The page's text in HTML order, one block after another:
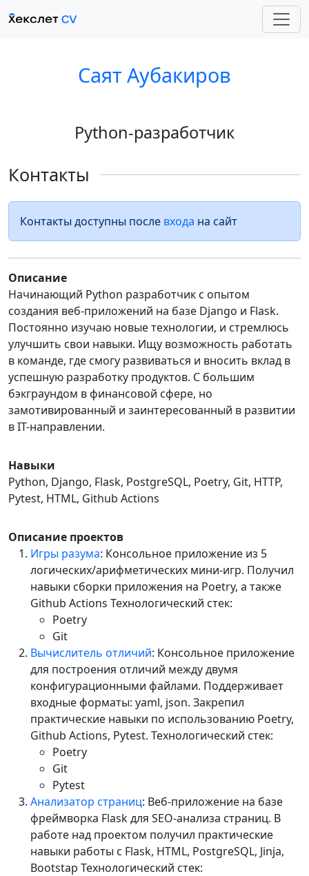
Саят Аубакиров
Python-разработчик
Контакты
Контакты доступны после входа на сайт
Описание
Начинающий Python разработчик с опытом
создания веб-приложений на базе Django и Flask.
Постоянно изучаю новые технологии, и стремлюсь
улучшить свои навыки. Ищу возможность работать
в команде, где смогу развиваться и вносить вклад в
успешную разработку продуктов. С большим
бэкграундом в финансовой сфере, но
замотивированный и заинтересованный в развитии
в IT-направлении.
Навыки
Python, Django, Flask, PostgreSQL, Poetry, Git, HTTP,
Pytest, HTML, Github Actions
Описание проектов
Игры разума: Консольное приложение из 5
логических/арифметических мини-игр. Получил
навыки сборки приложения на Poetry, а также
Github Actions Технологический стек:
Poetry
Git
Вычислитель отличий: Консольное приложение
для построения отличий между двумя
конфигурационными файлами. Поддерживает
входные форматы: yaml, json. Закрепил
практические навыки по использованию Poetry,
Github Actions, Pytest. Технологический стек:
Poetry
Git
Pytest
Анализатор страниц: Веб-приложение на базе
фреймворка Flask для SEO-анализа страниц. В
работе над проектом получил практические
навыки работы с Flask, HTML, PostgreSQL, Jinja,
Bootstap Технологический стек: